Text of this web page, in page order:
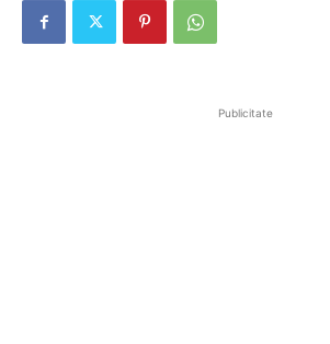
Publicitate